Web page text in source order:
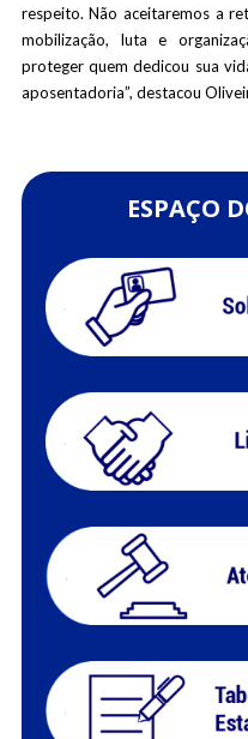
respeito. Não aceitaremos a
mobilização, luta e
proteger quem dedicou sua
aposentadoria”, destacou
ESPAÇO